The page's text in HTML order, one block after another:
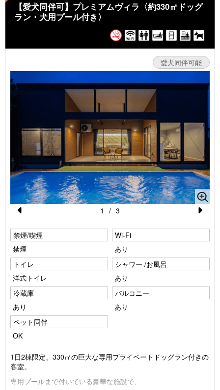
【愛犬同伴可】プレミアムヴィラ〈約330㎡ドッグ
ラン・犬用プール付き〉
愛犬同伴可能
e
vi
o
u
s
1 / 3
禁煙/喫煙
禁煙
Wi-Fi
あり
トイレ
洋式トイレ
シャワー /お風呂
あり
冷蔵庫
あり
バルコニー
あり
ペット同伴
OK
1日2棟限定、330㎡の巨大な専用プライベートドッグラン付きの
客室。
専用プールまで付いている豪華な施設で、